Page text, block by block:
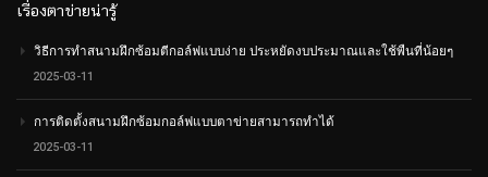
เรื่องตาข่ายน่ารู้
วิธีการทำสนามฝึกซ้อมตีกอล์ฟแบบง่าย ประหยัดงบประมาณและใช้พืนที่น้อยๆ
2025-03-11
การติดตั้งสนามฝึกซ้อมกอล์ฟแบบตาข่ายสามารถทำได้
2025-03-11